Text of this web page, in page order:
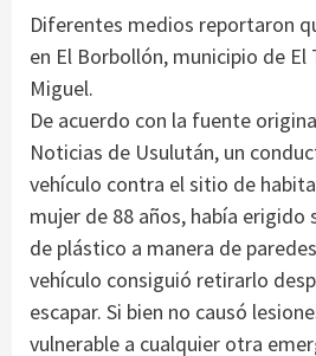
Diferentes medios reportaron
en El Borbollón, municipio de El
Miguel.
De acuerdo con la fuente
Noticias de Usulután, un
vehículo contra el sitio de
mujer de 88 años, había erigido
de plástico a manera de
vehículo consiguió retirarlo
escapar. Si bien no causó
vulnerable a cualquier otra